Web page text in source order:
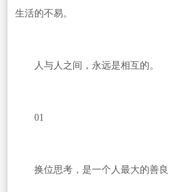
生活的不易。
人与人之间，永远是相互的。
01
换位思考，是一个人最大的善良